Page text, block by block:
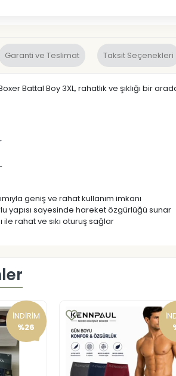
Garanti ve Teslimat Taksit Seçenekleri
Battal Boy 3XL, rahatlık ve şıklığı bir
geniş ve rahat kullanım imkanı
yapısı sayesinde hareket özgürlüğü sunar
ile rahat ve sıkı oturuş sağlar
İNDİRİM
%26